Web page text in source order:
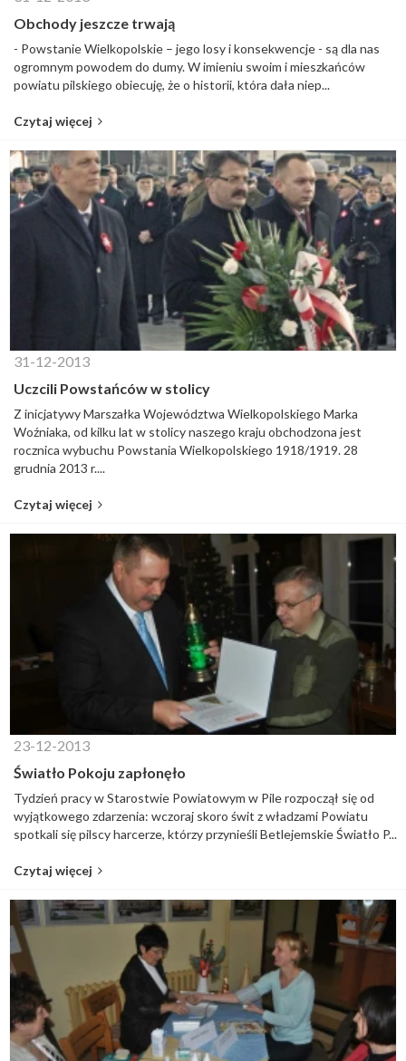
Obchody jeszcze trwają
- Powstanie Wielkopolskie – jego losy i konsekwencje - są dla nas
ogromnym powodem do dumy. W imieniu swoim i mieszkańców
powiatu pilskiego obiecuję, że o historii, która dała niep...
Czytaj więcej
31-12-2013
Uczcili Powstańców w stolicy
Z inicjatywy Marszałka Województwa Wielkopolskiego Marka
Woźniaka, od kilku lat w stolicy naszego kraju obchodzona jest
rocznica wybuchu Powstania Wielkopolskiego 1918/1919. 28
grudnia 2013 r....
Czytaj więcej
23-12-2013
Światło Pokoju zapłonęło
Tydzień pracy w Starostwie Powiatowym w Pile rozpoczął się od
wyjątkowego zdarzenia: wczoraj skoro świt z władzami Powiatu
spotkali się pilscy harcerze, którzy przynieśli Betlejemskie Światło P...
Czytaj więcej